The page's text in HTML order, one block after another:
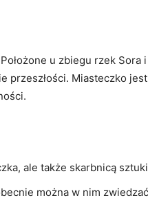
u zbiegu ⁣rzek Sora
Miasteczko⁣ jest
ale także skarbnicą
można‌ w nim